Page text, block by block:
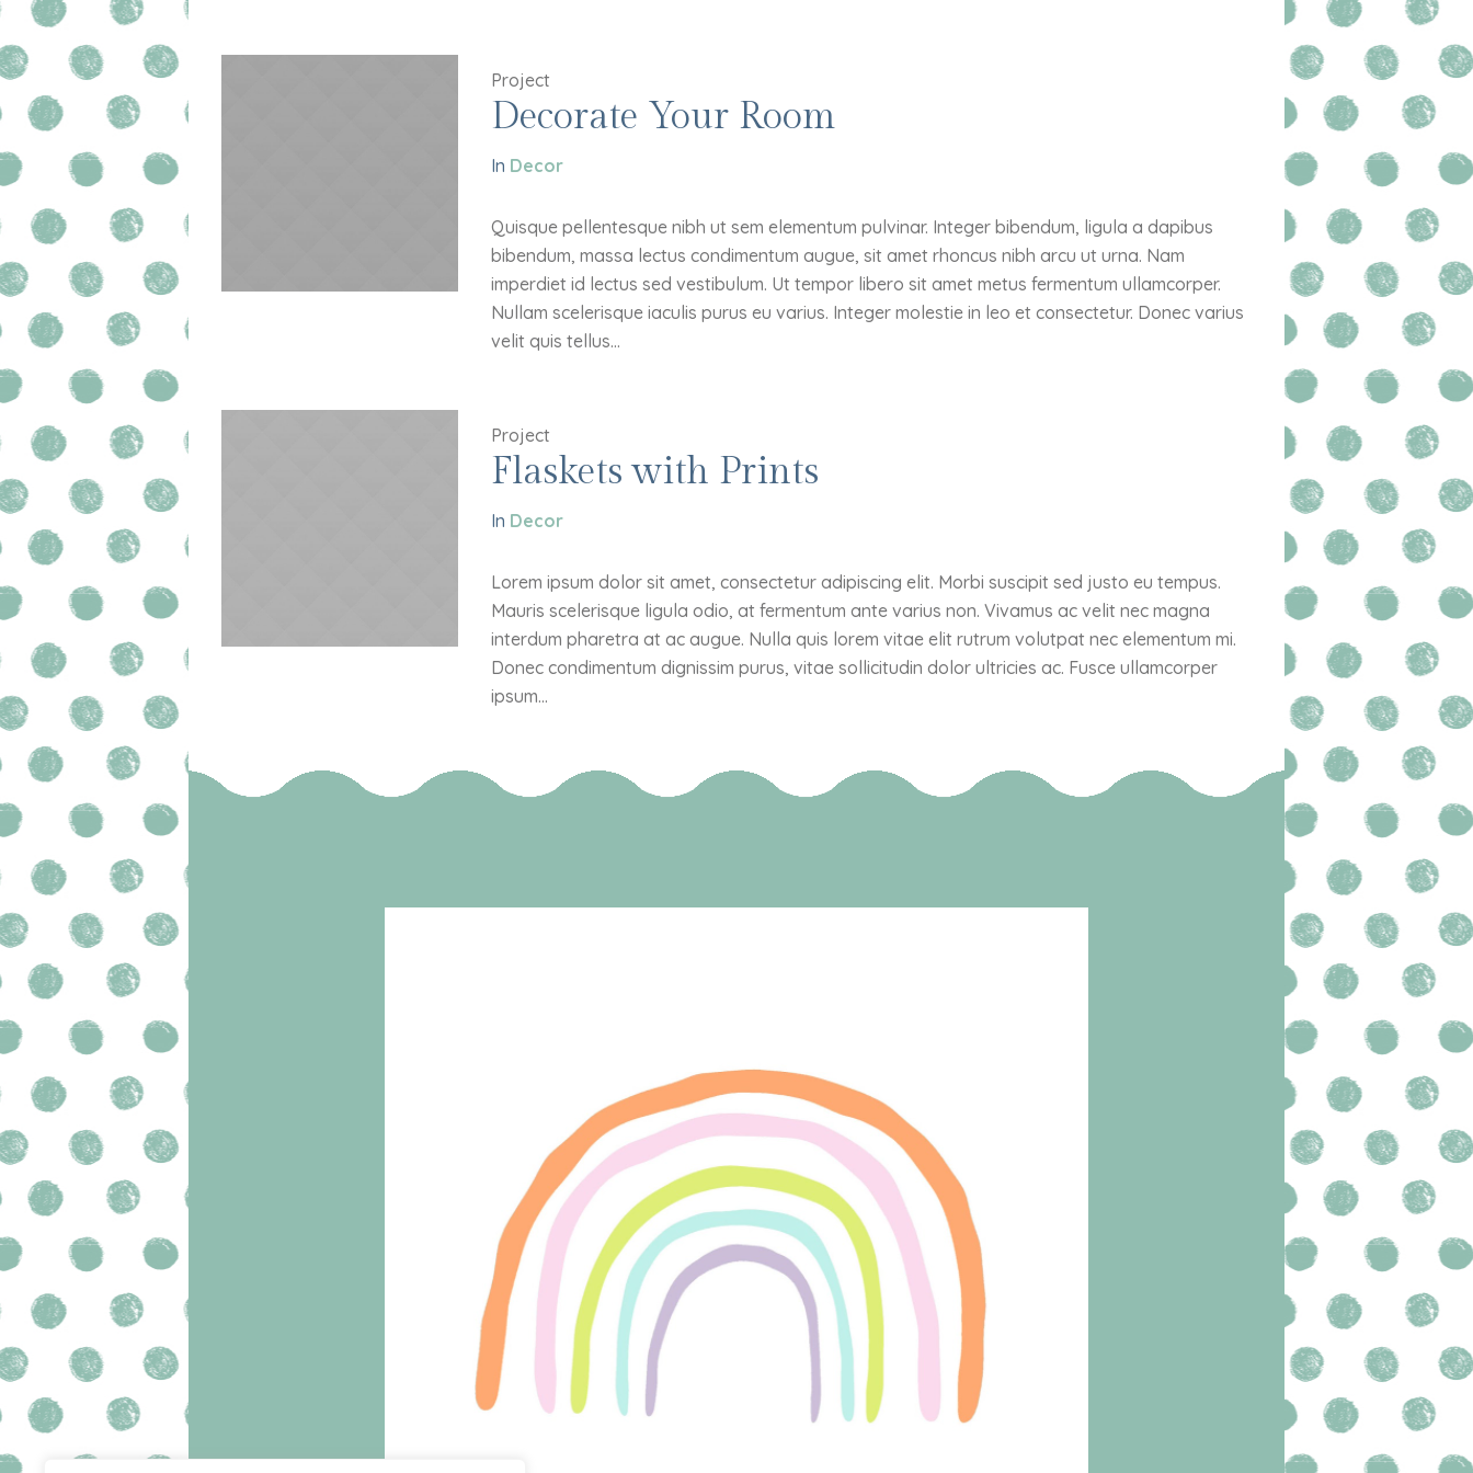
Project
Decorate Your Room
In Decor
Quisque pellentesque nibh ut sem elementum pulvinar. Integer bibendum, ligula a dapibus
bibendum, massa lectus condimentum augue, sit amet rhoncus nibh arcu ut urna. Nam
imperdiet id lectus sed vestibulum. Ut tempor libero sit amet metus fermentum ullamcorper.
Nullam scelerisque iaculis purus eu varius. Integer molestie in leo et consectetur. Donec varius
velit quis tellus...
Project
Flaskets with Prints
In Decor
Lorem ipsum dolor sit amet, consectetur adipiscing elit. Morbi suscipit sed justo eu tempus.
Mauris scelerisque ligula odio, at fermentum ante varius non. Vivamus ac velit nec magna
interdum pharetra at ac augue. Nulla quis lorem vitae elit rutrum volutpat nec elementum mi.
Donec condimentum dignissim purus, vitae sollicitudin dolor ultricies ac. Fusce ullamcorper
ipsum...